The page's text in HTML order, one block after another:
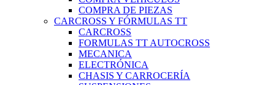
COMPRA DE PIEZAS
CARCROSS Y FÓRMULAS TT
CARCROSS
FORMULAS TT AUTOCROSS
MECANICA
ELECTRÓNICA
CHASIS Y CARROCERÍA